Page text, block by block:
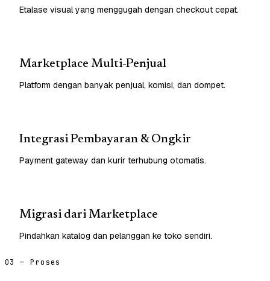
Etalase visual yang menggugah dengan checkout cepat.
Marketplace Multi-Penjual
Platform dengan banyak penjual, komisi, dan dompet.
Integrasi Pembayaran & Ongkir
Payment gateway dan kurir terhubung otomatis.
Migrasi dari Marketplace
Pindahkan katalog dan pelanggan ke toko sendiri.
03 — Proses